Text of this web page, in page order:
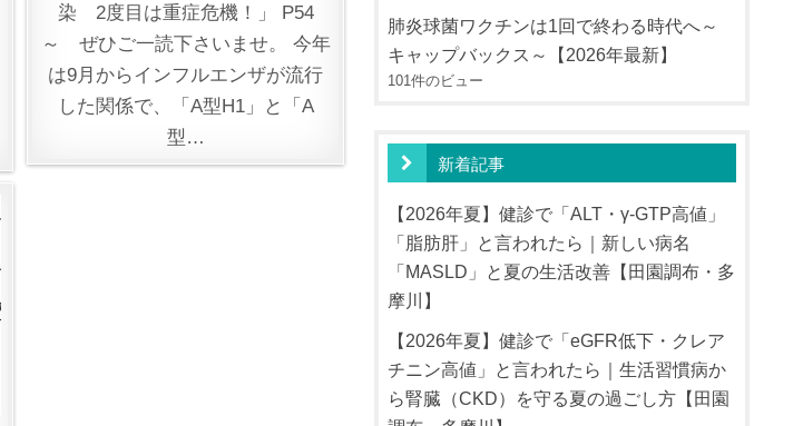
染 2度目は重症危機！」 P54
～ ぜひご一読下さいませ。 今年
は9月からインフルエンザが流行
した関係で、「A型H1」と「A
型…
肺炎球菌ワクチンは1回で終わる時代へ～
キャップバックス～【2026年最新】
101件のビュー
新着記事
【2026年夏】健診で「ALT・γ-GTP高値」
「脂肪肝」と言われたら｜新しい病名
「MASLD」と夏の生活改善【田園調布・多
摩川】
【2026年夏】健診で「eGFR低下・クレア
チニン高値」と言われたら｜生活習慣病か
ら腎臓（CKD）を守る夏の過ごし方【田園